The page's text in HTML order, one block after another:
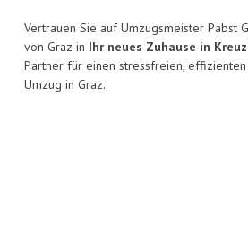
Vertrauen Sie auf Umzugsmeister Pabst
von Graz in Ihr neues Zuhause in
Partner für einen stressfreien,
Umzug in Graz.